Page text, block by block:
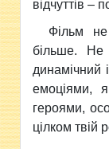
відчуттів –
Фільм
більше.
динамічний
емоціями,
героями,
цілком твій